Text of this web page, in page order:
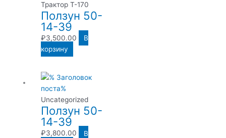
Трактор Т-170
Ползун 50-
14-39
₽3,500.00
В
корзину
Uncategorized
Ползун 50-
14-39
₽3,800.00
В